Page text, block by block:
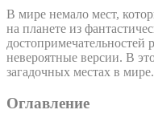
В мире немало мест,
на планете из
невероятные версии. В
загадочных местах в мире.
Оглавление